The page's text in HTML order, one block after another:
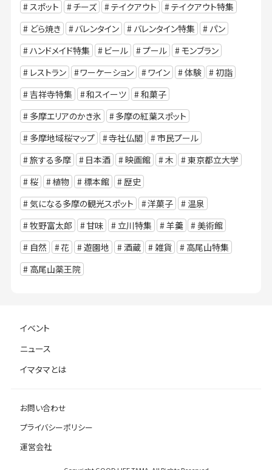
スポット
チーズ テイクアウト
テイクアウト特集
どら焼き
バレンタイン バレンタイン特集
パン
ハンドメイド特集
ビール プール
モンブラン
レストラン
ワーケーション ワイン 体験
初詣
吉祥寺特集
和スイーツ
和菓子
多摩エリアのかき氷
多摩の紅葉スポット
多摩地域桜マップ
寺社仏閣
市民プール
旅する多摩
日本酒 映画館 木
東京都立大学
桜
植物 標本館
歴史
気になる多摩の観光スポット
洋菓子
温泉
牧野富太郎
甘味 立川特集 羊羹
美術館
自然
花 遊園地 酒蔵 雑貨
高尾山特集
高尾山薬王院
イベント
ニュース
イマタマとは
お問い合わせ
プライバシーポリシー
運営会社